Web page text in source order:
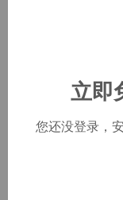
deleted
立即
您还没登录，